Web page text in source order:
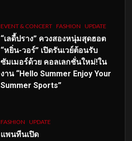
EVENT & CONCERT FASHION UPDATE
“เลดี้ปราง” ควงสองหนุ่มสุดฮอต
“หยิ่น-วอร์” เปิดรันเวย์ต้อนรับ
ซัมเมอร์ด้วย คอลเลกชั่นใหม่!ใน
งาน “Hello Summer Enjoy Your
Summer Sports”
FASHION UPDATE
แพนทีนเปิด